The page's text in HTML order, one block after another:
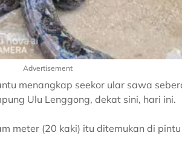
Advertisement
menangkap seekor ular sawa
Ulu Lenggong, dekat sini, hari ini.
meter (20 kaki) itu ditemukan di